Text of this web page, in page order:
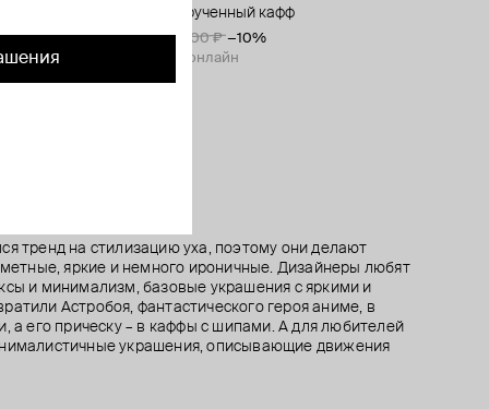
крупный скрученный кафф
4 500 ₽ 5 000 ₽ −10%
при оплате онлайн
двойной серебристый кафф
2 610 ₽ 2 900 ₽ −10%
при оплате онлайн
кафф из серебра tabu
7 200 ₽
серебристый двойной перекрещенный
2 800 ₽ −40%
тренд на стилизацию уха, поэтому они делают
яркие и немного ироничные. Дизайнеры любят
и минимализм, базовые украшения с яркими и
Астробоя, фантастического героя аниме, в
а его прическу – в каффы с шипами. А для любителей
украшения, описывающие движения